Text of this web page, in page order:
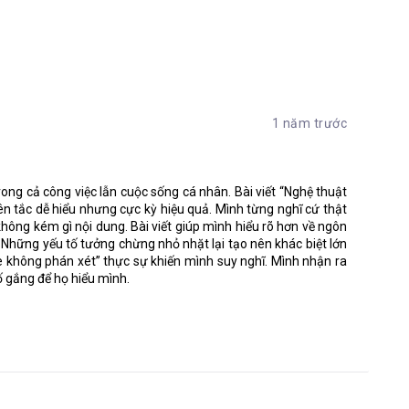
Nguyên nhân chính dẫn tới những bất hòa không đáng có kể
Mác. Và với ý nghĩa Tiêu Cực.
tâm tới công việc gì cả!”
đóng mác ngay tức thì nhưng về lâu về dài thì hành động này
mác phá hủy không khí thân thiện trong công ty, làm mọi người
hiệu suất công việc.
người phán đoán về ai đó dưới góc nhìn tiêu cực. Việc gán
6)
1 năm trước
cả công việc lẫn cuộc sống cá nhân. Bài viết “Nghệ thuật
tắc dễ hiểu nhưng cực kỳ hiệu quả. Mình từng nghĩ cứ thật
kém gì nội dung. Bài viết giúp mình hiểu rõ hơn về ngôn
yếu tố tưởng chừng nhỏ nhặt lại tạo nên khác biệt lớn
phán xét” thực sự khiến mình suy nghĩ. Mình nhận ra
để họ hiểu mình.